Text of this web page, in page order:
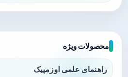
محصولات ویژه
راهنمای علمی اوزمپیک